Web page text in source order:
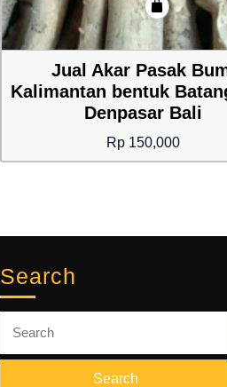
Jual Akar Pasak
Kalimantan bentuk
Denpasar Bali
Rp 150,000
Search
for: